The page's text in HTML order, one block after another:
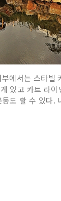
에서는 스타
있고 카트 라
도 할 수 있다